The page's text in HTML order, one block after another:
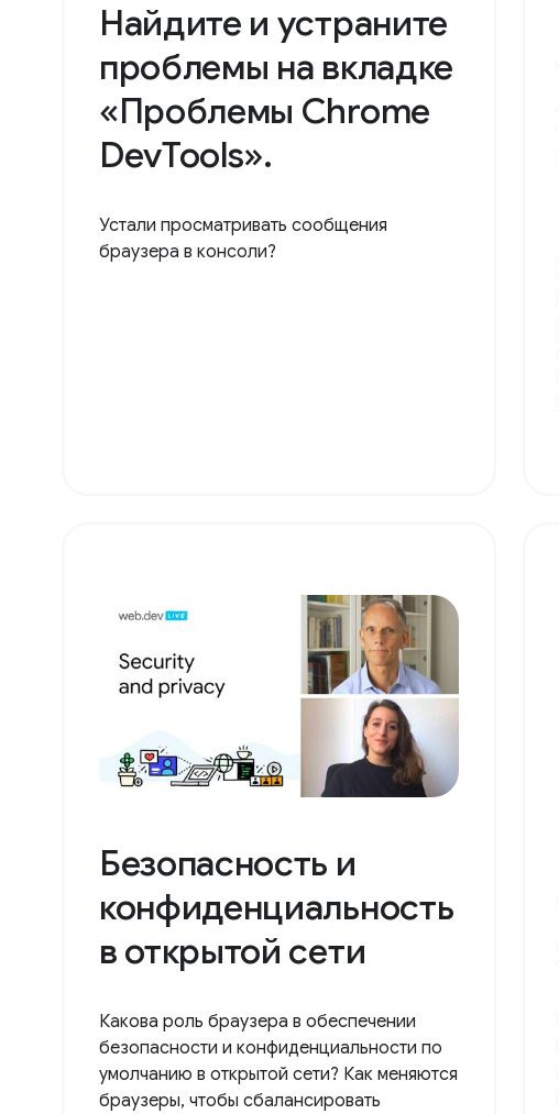
Найдите и устраните
проблемы на вкладке
«Проблемы Chrome
DevTools».
Устали просматривать сообщения
браузера в консоли?
Безопасность и
конфиденциальность
в открытой сети
Какова роль браузера в обеспечении
безопасности и конфиденциальности по
умолчанию в открытой сети? Как меняются
браузеры, чтобы сбалансировать